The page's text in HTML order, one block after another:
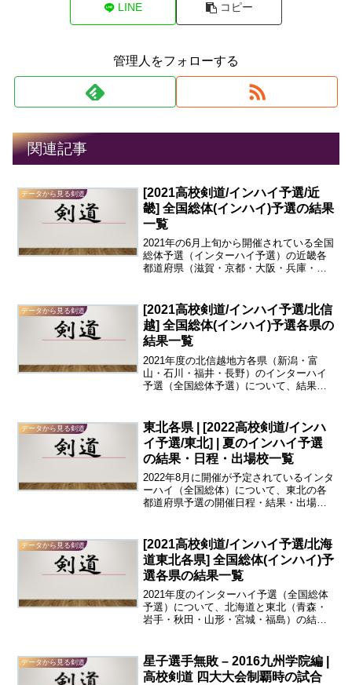
LINE コピー
管理人をフォローする
関連記事
データから見る剣道
[2021高校剣道/インハイ予選/近
畿] 全国総体(インハイ)予選の結果
一覧
2021年の6月上旬から開催されている全国
総体予選（インターハイ予選）の近畿各
都道府県（滋賀・京都・大阪・兵庫・奈
表を作成しておりますが、間違いがあっ
た場合にはコメント...
データから見る剣道
[2021高校剣道/インハイ予選/北信
越] 全国総体(インハイ)予選各県の
結果一覧
2021年度の北信越地方各県（新潟・富
山・石川・福井・長野）のインターハイ
予選（全国総体予選）について、結果一
すが、間違いがあった場合にはコメント
欄にてお知らせください...
データから見る剣道
東北各県 | [2022高校剣道/インハ
イ予選/東北] | 夏のインハイ予選
の結果・日程・出場校一覧
2022年8月に開催が予定されているインタ
ーハイ（全国総体）について、東北の各
都道府県予選の開催日程・結果・出場校
ついて、インターハイ都道府県予選の男
子団体・男子個人・...
データから見る剣道
[2021高校剣道/インハイ予選/北海
道東北各県] 全国総体(インハイ)予
選各県の結果一覧
2021年度のインターハイ予選（全国総体
予選）について、北海道と東北（青森・
岩手・秋田・山形・宮城・福島）の結果
ますが、間違いがあった場合にはコメン
ト欄にてお知らせくだ...
データから見る剣道
星子選手無敗 – 2016九州学院編 |
高校剣道 四大大会制覇時の試合